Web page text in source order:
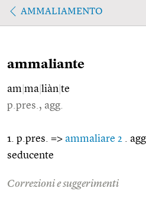
AMMALIAMENTO
ammaliante
am ma liàn te
p.pres., agg.
1. p.pres. => ammaliare 2
.
seducente
Correzioni e suggerimenti